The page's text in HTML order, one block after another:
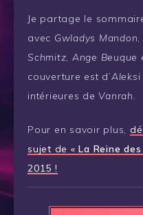
Je partage le
avec Gwladys Mandon,
Schmitz, Ange Beuque
couverture est d’
intérieures deVanrah.
Pour en savoir plus,
sujet de «La Reine
2015 !